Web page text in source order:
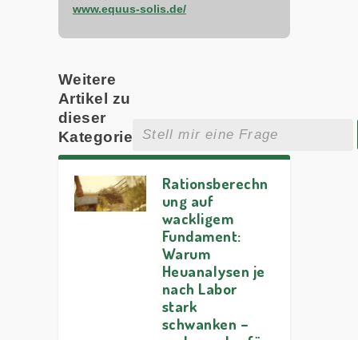
www.equus-solis.de/
Weitere
Artikel zu
dieser
Kategorie
Rationsberechn
ung auf
wackligem
Fundament:
Warum
Heuanalysen je
nach Labor
stark
schwanken –